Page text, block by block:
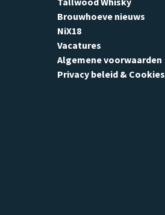
Brouwhoeve nieuws
NiX18
Vacatures
Algemene voorwaarden
Privacy beleid & Cookies